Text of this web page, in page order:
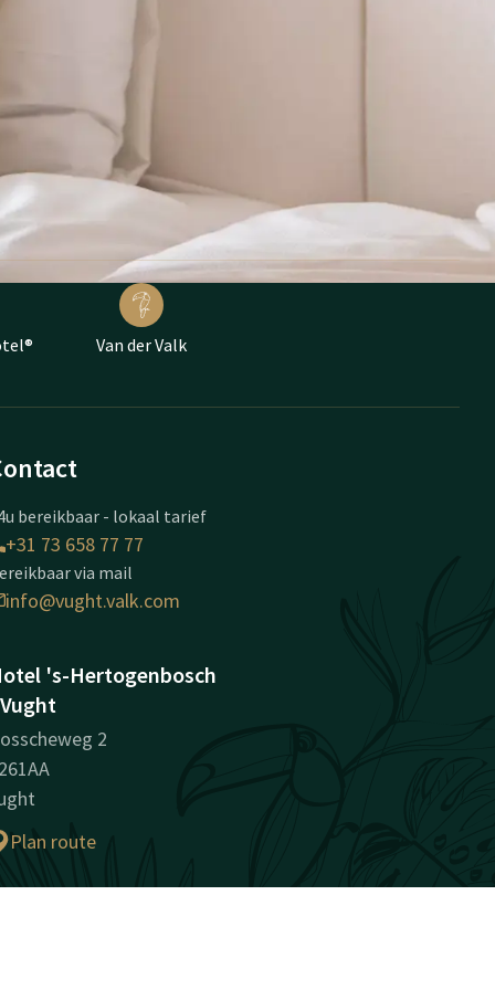
Van der Valk
bereikbaar - lokaal tarief
+31 73 658 77 77
via mail
info@vught.valk.com
's-Hertogenbosch
2
Plan route